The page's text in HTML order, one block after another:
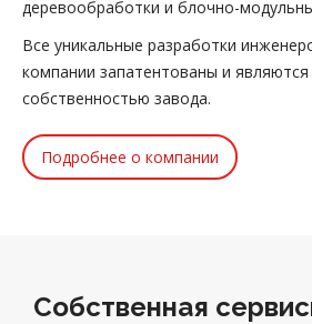
деревообработки и блочно-
Все уникальные разработки
компании запатентованы и являются
собственностью завода.
Подробнее о компании
Собственная